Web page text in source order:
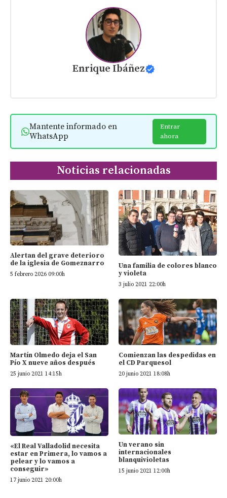
Enrique Ibáñez
Mantente informado en
WhatsApp
Entrar
ahora
Noticias relacionadas
Alertan del grave deterioro
de la iglesia de Gomeznarro
5 febrero 2026 09:00h
Una familia de colores blanco
y violeta
3 julio 2021 22:00h
Martín Olmedo deja el San
Pío X nueve años después
25 junio 2021 14:15h
Comienzan las despedidas en
el CD Parquesol
20 junio 2021 18:08h
«El Real Valladolid necesita
estar en Primera, lo vamos a
pelear y lo vamos a
conseguir»
17 junio 2021 20:00h
Un verano sin
internacionales
blanquivioletas
15 junio 2021 12:00h